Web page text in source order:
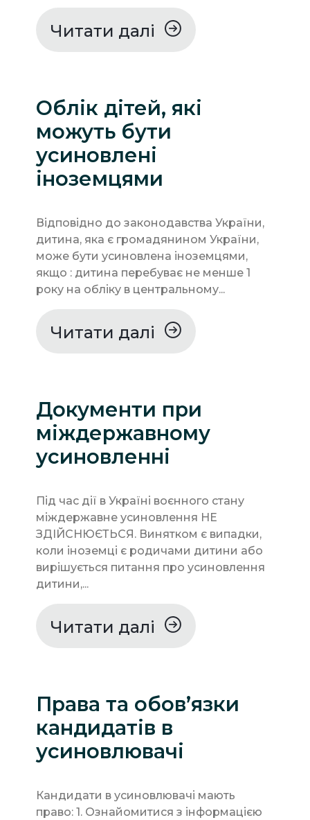
Читати далі
Облік дітей, які
можуть бути
усиновлені
іноземцями
Відповідно до законодавства України,
дитина, яка є громадянином України,
може бути усиновлена іноземцями,
якщо : дитина перебуває не менше 1
року на обліку в центральному...
Читати далі
Документи при
міждержавному
усиновленні
Під час дії в Україні воєнного стану
міждержавне усиновлення НЕ
ЗДІЙСНЮЄТЬСЯ. Винятком є випадки,
коли іноземці є родичами дитини або
вирішується питання про усиновлення
дитини,...
Читати далі
Права та обов’язки
кандидатів в
усиновлювачі
Кандидати в усиновлювачі мають
право: 1. Ознайомитися з інформацією